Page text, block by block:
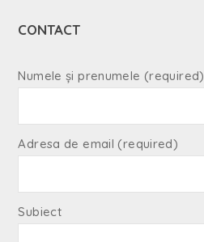
CONTACT
Numele și prenumele (required)
Adresa de email (required)
Subiect